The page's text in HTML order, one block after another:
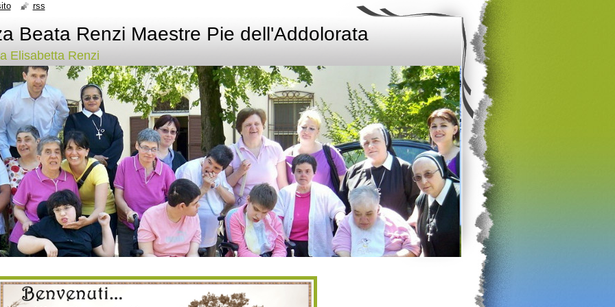
Beata Renzi Maestre Pie dell'Addolorata
Elisabetta Renzi
rss